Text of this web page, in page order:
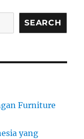
SEARCH
Furniture
yang